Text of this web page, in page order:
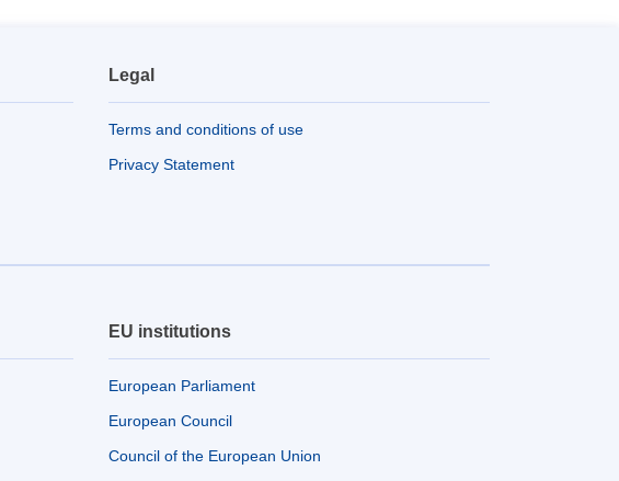
Legal
Terms and conditions of use
Privacy Statement
EU institutions
European Parliament
European Council
Council of the European Union